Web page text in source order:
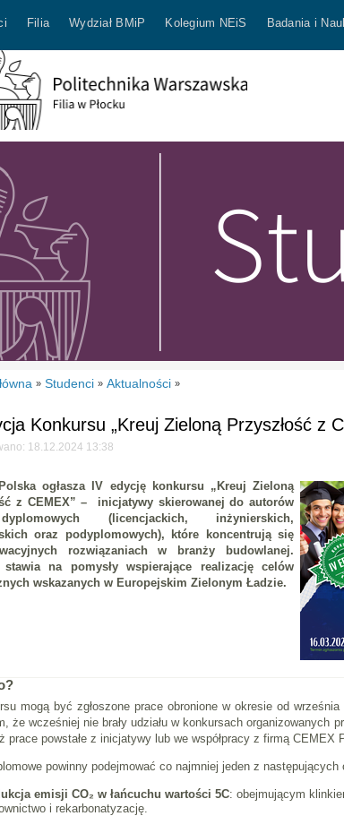
Filia Wydział BMiP Kolegium NEiS Badania i
» Studenci » Aktualności »
Konkursu „Kreuj Zieloną Przyszłość z
18.12.2024 13:38
ogłasza IV edycję konkursu „Kreuj Zieloną
z CEMEX” – inicjatywy skierowanej do autorów
(licencjackich, inżynierskich,
oraz podyplomowych), które koncentrują się
rozwiązaniach w branży budowlanej.
stawia na pomysły wspierające realizację celów
wskazanych w Europejskim Zielonym Ładzie.
mogą być zgłoszone prace obronione w okresie od
że wcześniej nie brały udziału w konkursach organizowanych
prace powstałe z inicjatywy lub we współpracy z firmą CEMEX
powinny podejmować co najmniej jeden z następujących
emisji CO₂ w łańcuchu wartości 5C: obejmującym
i rekarbonatyzację.